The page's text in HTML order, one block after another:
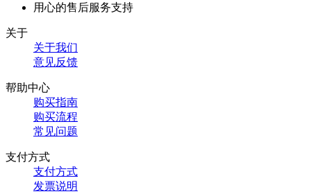
用心的售后服务支持
关于
关于我们
意见反馈
帮助中心
购买指南
购买流程
常见问题
支付方式
支付方式
发票说明